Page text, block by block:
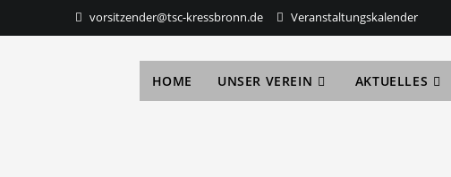
vorsitzender@tsc-kressbronn.de Veranstaltungskalender
HOME UNSER VEREIN AKTUELLES